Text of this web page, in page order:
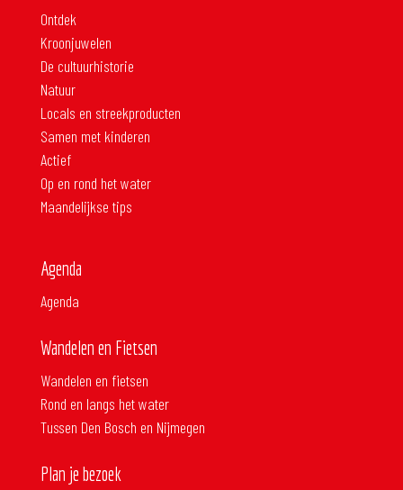
Ontdek
Kroonjuwelen
De cultuurhistorie
Natuur
Locals en streekproducten
Samen met kinderen
Actief
Op en rond het water
Maandelijkse tips
Agenda
Agenda
Wandelen en Fietsen
Wandelen en fietsen
Rond en langs het water
Tussen Den Bosch en Nijmegen
Plan je bezoek